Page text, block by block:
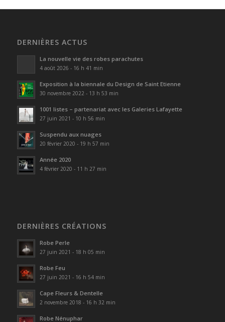
DERNIÈRES ACTUS
La nouvelle vie des robes parachutes
4 août 2026 - 16 h 41 min
Exposition à la biennale du Design de Saint Etienne
30 novembre 2022 - 13 h 53 min
1001 listes – partenariat avec les Galeries Lafayette
27 juin 2021 - 10 h 56 min
Suspendu aux nuages
20 février 2020 - 19 h 57 min
Année 2020
4 février 2020 - 11 h 27 min
DERNIÈRES CRÉATIONS
Robe Perle
27 juin 2021 - 18 h 05 min
Robe Feu
27 juin 2021 - 16 h 54 min
Cape Fleurs & Dentelle
2 novembre 2018 - 16 h 32 min
Robe Nénuphar